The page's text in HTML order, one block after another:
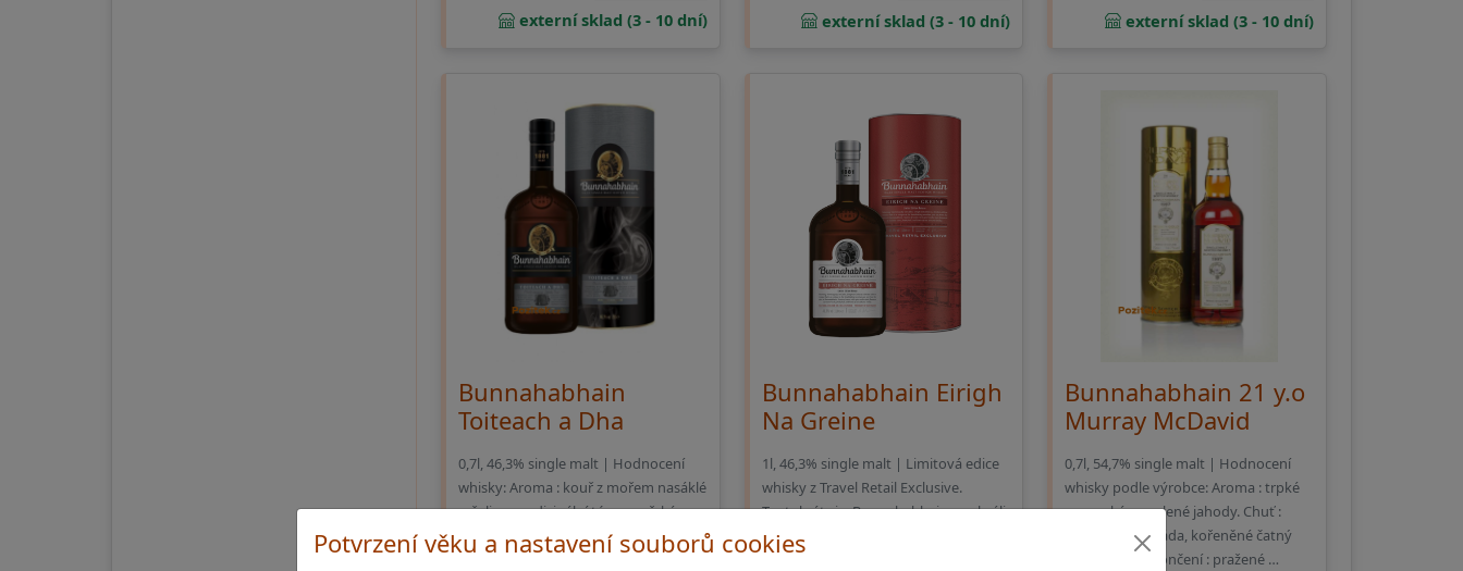
Potvrzení věku a nastavení souborů cookies
externí sklad (3 - 10 dní) externí sklad (3 - 10 dní) externí sklad (3 - 10 dní)
Bunnahabhain
Toiteach a Dha
0,7l, 46,3% single malt | Hodnocení
whisky: Aroma : kouř z mořem nasáklé
rašeliny, medicinální tóny, mořské
řasy, světlé sušené ovoce v
oleji,citrusy, červené ovoce Chuť : d …
Bunnahabhain Eirigh
Na Greine
1l, 46,3% single malt | Limitová edice
whisky z Travel Retail Exclusive.
Tentokrát si v Bunnahabhainu pohráli
se sudy a nechali tento single malt
zrát v sudech po ex francou …
Bunnahabhain 21 y.o
Murray McDavid
0,7l, 54,7% single malt | Hodnocení
whisky podle výrobce: Aroma : trpké
ovoce, káva, solené jahody. Chuť :
sultánky, čokoláda, kořeněné čatný
(chutney). Dokončení : pražené …